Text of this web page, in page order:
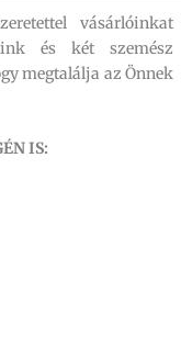
vásárlóinkat
és két szemész
megtalálja az Önnek
IS: